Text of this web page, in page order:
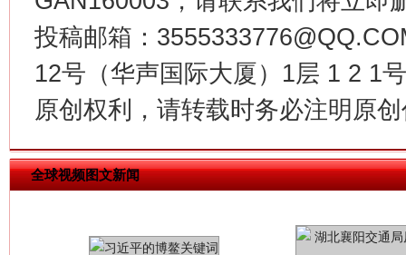
投稿邮箱：
12号（华声国际大厦）1层 1 2 1
原创权利，请转载时务必注明原
全球视频图文新闻
习近平的博鳌关键词
魏明亮